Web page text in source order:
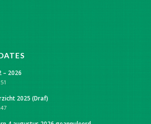
– 2026
2025 (Draf)